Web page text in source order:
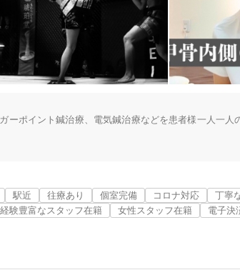
ーポイント鍼治療、電気鍼治療などを患者様一人一人
置き鍼の時間も確保する専門的かつ本格的な鍼灸院
治療も実施していますが、全ての患者様に行っている
存在する場合のみ、長い鍼を用いた深鍼治療の施術を
すが、基本的には使う鍼の本数をむやみやたらに増や
が出るように、常に知識と技術をアップデートしてい
駅近 往療あり 個室完備 コロナ対応
丁寧
経験豊富なスタッフ在籍 女性スタッフ在籍 電子決